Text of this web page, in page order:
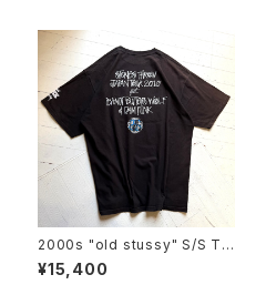
2000s "old stussy" S/S T-
shirt
¥15,400